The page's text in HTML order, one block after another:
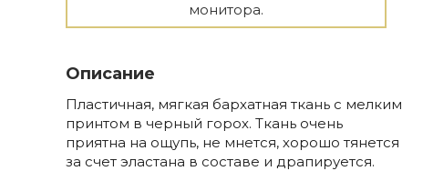
монитора.
Описание
Пластичная, мягкая бархатная ткань с мелким
принтом в черный горох. Ткань очень
приятна на ощупь, не мнется, хорошо тянется
за счет эластана в составе и драпируется.